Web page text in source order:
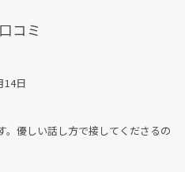
コミ
14日
。優しい話し方で接してくださるの